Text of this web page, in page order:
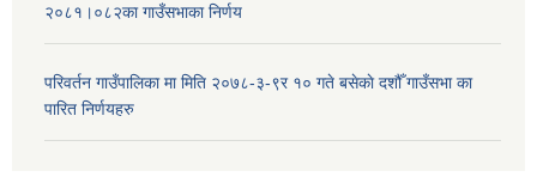
२०८१।०८२का गाउँसभाका निर्णय
परिवर्तन गाउँपालिका मा मिति २०७८-३-९र १० गते बसेकाे दशौँ गाउँसभा का
पारित निर्णयहरु